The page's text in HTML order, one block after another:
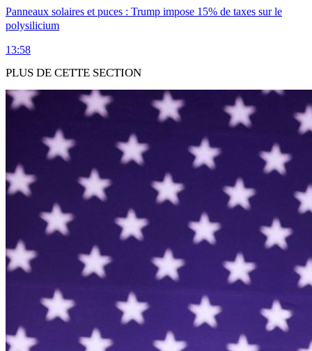
Panneaux solaires et puces : Trump impose 15% de taxes sur le
polysilicium
13:58
PLUS DE CETTE SECTION